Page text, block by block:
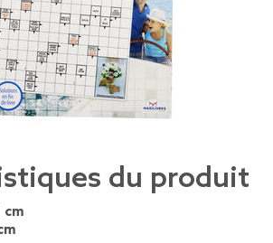
du produit
cm